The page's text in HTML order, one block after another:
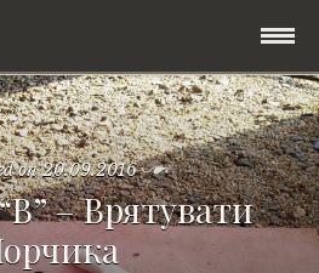
on20.09.2016
– Врятувати